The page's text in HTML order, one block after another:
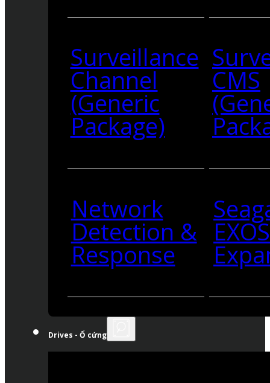
Surveillance
Channel
(Generic
Package)
CMS
Network
Detection &
Response
EXOS
Drives - Ổ cứng